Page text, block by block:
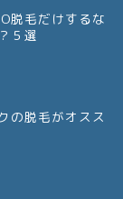
脱毛だけするな
５選
の脱毛がオスス